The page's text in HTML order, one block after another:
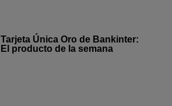
Tarjeta Única Oro de Bankinter:
El producto de la semana